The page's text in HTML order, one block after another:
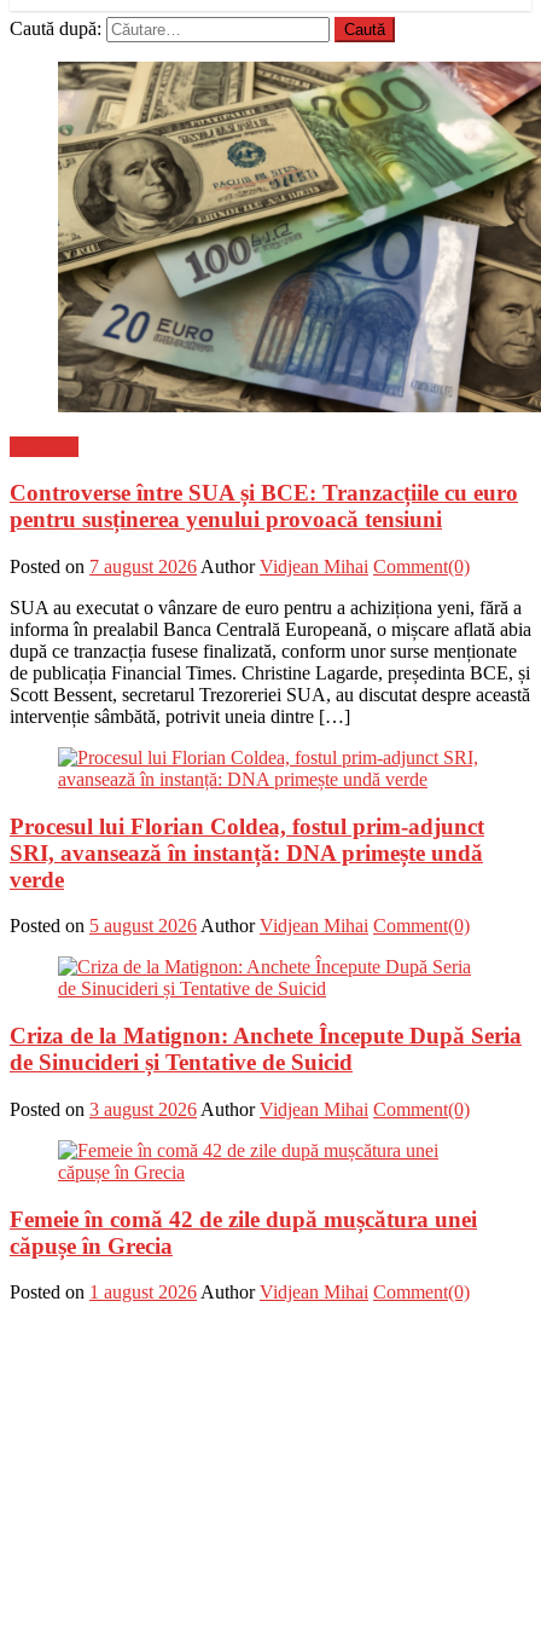
Caută după:
Controverse între SUA și BCE: Tranzacțiile cu euro
pentru susținerea yenului provoacă tensiuni
Posted on 7 august 2026 Author Vidjean Mihai Comment(0)
SUA au executat o vânzare de euro pentru a achiziționa yeni, fără a
informa în prealabil Banca Centrală Europeană, o mișcare aflată abia
după ce tranzacția fusese finalizată, conform unor surse menționate
de publicația Financial Times. Christine Lagarde, președinta BCE, și
Scott Bessent, secretarul Trezoreriei SUA, au discutat despre această
intervenție sâmbătă, potrivit uneia dintre […]
Procesul lui Florian Coldea, fostul prim-adjunct
SRI, avansează în instanță: DNA primește undă
verde
Posted on 5 august 2026Author Vidjean Mihai Comment(0)
Criza de la Matignon: Anchete Începute După Seria
de Sinucideri și Tentative de Suicid
Posted on 3 august 2026 Author Vidjean Mihai Comment(0)
Femeie în comă 42 de zile după mușcătura unei
căpușe în Grecia
Posted on 1 august 2026 Author Vidjean Mihai Comment(0)